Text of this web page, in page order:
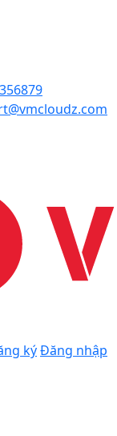
kýĐăng nhập